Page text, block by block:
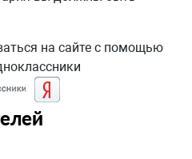
на сайте с помощью